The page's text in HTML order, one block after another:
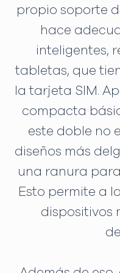
propio soporte
hace
inteligentes,
tabletas, que
la tarjeta SIM.
compacta
este doble no
diseños más
una ranura
Esto permite a
dispositivos